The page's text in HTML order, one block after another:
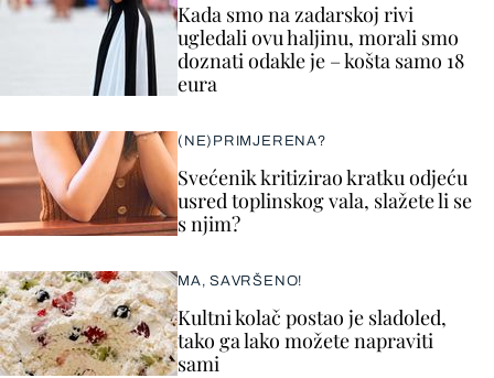
Kada smo na zadarskoj rivi
ugledali ovu haljinu, morali smo
doznati odakle je – košta samo 18
eura
(NE)PRIMJERENA?
Svećenik kritizirao kratku odjeću
usred toplinskog vala, slažete li se
s njim?
MA, SAVRŠENO!
Kultni kolač postao je sladoled,
tako ga lako možete napraviti
sami